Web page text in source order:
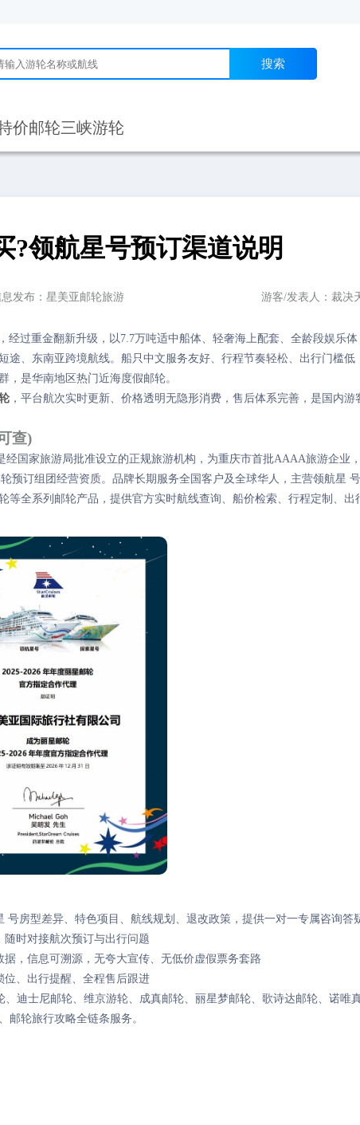
搜索
价邮轮三峡游轮
?领航星号预订渠道说明
发布：星美亚邮轮旅游 游客/发表人：裁决
经过重金翻新升级，以7.7万吨适中船体、轻奢海上配套、全龄段娱乐体
途、东南亚跨境航线。船只中文服务友好、行程节奏轻松、出行门槛低
，是华南地区热门近海度假邮轮。
，平台航次实时更新、价格透明无隐形消费，售后体系完善，是国内游
查)
经国家旅游局批准设立的正规旅游机构，为重庆市首批AAAA旅游企业
预订组团经营资质。品牌长期服务全国客户及全球华人，主营领航星
等全系列邮轮产品，提供官方实时航线查询、船价检索、行程定制、出
房型差异、特色项目、航线规划、退改政策，提供一对一专属咨询答
时对接航次预订与出行问题
，信息可溯源，无夸大宣传、无低价虚假票务套路
、出行提醒、全程售后跟进
迪士尼邮轮、维京游轮、成真邮轮、丽星梦邮轮、歌诗达邮轮、诺唯
邮轮旅行攻略全链条服务。